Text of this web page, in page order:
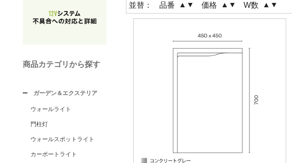
商品カテゴリから探す
ガーデン＆エクステリア
ウォールライト
門柱灯
ウォールスポットライト
カーポートライト
並替： 品番 ▲ ▼ 価格 ▲ ▼ W数 ▲ ▼